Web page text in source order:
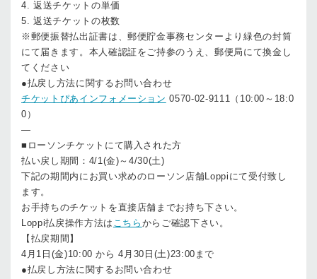
4. 返送チケットの単価
5. 返送チケットの枚数
※郵便振替払出証書は、郵便貯金事務センターより緑色の封筒
にて届きます。本人確認証をご持参のうえ、郵便局にて換金し
てください
●払戻し方法に関するお問い合わせ
チケットぴあインフォメーション 0570-02-9111（10:00～18:0
0）
—
■ローソンチケットにて購入された方
払い戻し期間：4/1(金)～4/30(土)
下記の期間内にお買い求めのローソン店舗Loppiにて受付致し
ます。
お手持ちのチケットを直接店舗までお持ち下さい。
Loppi払戻操作方法は こちら からご確認下さい。
【払戻期間】
4月1日(金)10:00 から 4月30日(土)23:00まで
●払戻し方法に関するお問い合わせ